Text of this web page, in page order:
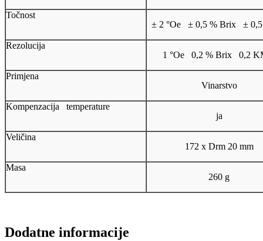
Točnost
± 2 °Oe ± 0,5 % Brix ±
Rezolucija
1 °Oe 0,2 % Brix 0,2
Primjena
Vinarstvo
Kompenzacija temperature
ja
Veličina
172 x Drm 20 mm
Masa
260 g
Dodatne informacije